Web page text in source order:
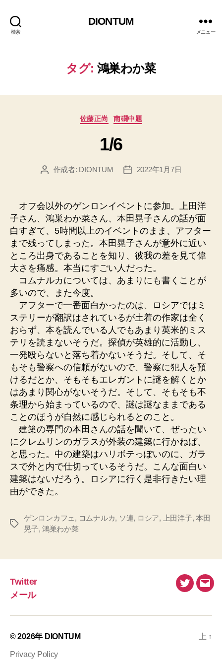
検索
DIONTUM
メニュー
タグ: 鴻巣わか菜
カ
ゴ
リ
佐藤正尚 南礀中題
1/6
投 作成者: DIONTUM
投
2022年1月7日
オフ会以外のゲンロンイベントに参加。上田洋
子さん、鴻巣わか菜さん、本田晃子さんの話が面
白すぎて、5時間以上のイベントのまま、アフター
まで残ってしまった。本田晃子さんが意外に近い
ところ出身であることを知り、彼我の差を見て偉
大さを痛感。本当にすごい人だった。
コムナルカについては、あまりにも書くことが
多いので、また今度。
アフターで一番面白かったのは、ロシアではミ
ステリーが翻訳はされているが土着の作家は全く
おらず、本を読んでいる人でもあまり英米的ミス
テリを読まないそうだ。探偵が英雄的に活動し、
一発殴らないと落ち着かないそうだ。そして、そ
もそも警察への信頼がないので、警察に犯人を預
けるだとか、そもそもエレガントに謎を解くとか
はあまり関心がないそうだ。そして、そもそも不
条理から始まっているので、謎は謎なままである
ことのほうが自然に感じられるとのこと。
建築の専門の本田さんの話を聞いて、ぜったい
にクレムリンのガラスが外装の建築に行かねば、
と思った。中の建築はハリボテっぽいのに、ガラ
スで外と内で仕切っているそうだ。こんな面白い
建築はないだろう。ロシアに行く是非行きたい理
由ができた。
タ
ゲンロンカフェ , コムナルカ, ソ連, ロシア, 上田洋子,本田
晃子, 鴻巣わか菜
Twitter
メール
Twitterメ
ル
© 2026年 DIONTUM
Privacy Policy
上 ↑